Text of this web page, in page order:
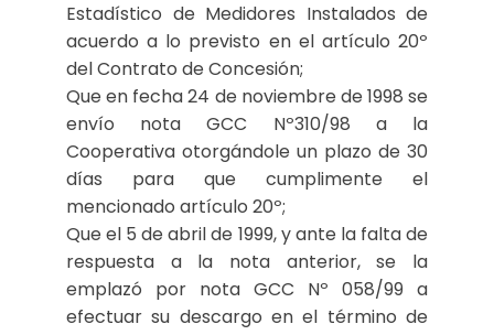
Estadístico de Medidores Instalados de
acuerdo a lo previsto en el artículo 20º
del Contrato de Concesión;
Que en fecha 24 de noviembre de 1998 se
envío nota GCC Nº310/98 a la
Cooperativa otorgándole un plazo de 30
días para que cumplimente el
mencionado artículo 20º;
Que el 5 de abril de 1999, y ante la falta de
respuesta a la nota anterior, se la
emplazó por nota GCC Nº 058/99 a
efectuar su descargo en el término de